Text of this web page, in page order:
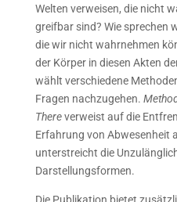
Welten verweisen, die nicht
greifbar sind? Wie sprechen
die wir nicht wahrnehmen
der Körper in diesen Akten
wählt verschiedene
Fragen nachzugehen.
Thereverweist auf die
Erfahrung von Abwesenheit
unterstreicht die
Darstellungsformen.